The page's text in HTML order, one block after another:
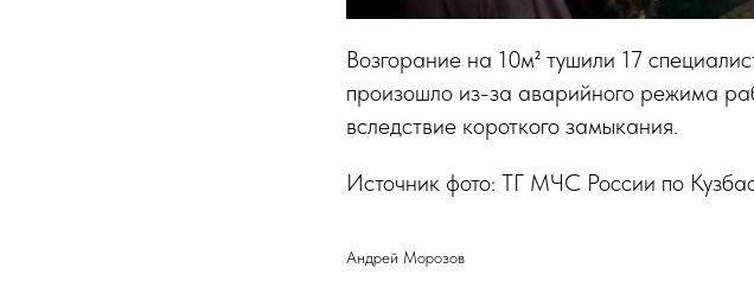
Возгорание на 10м² тушили 17
произошло из-за аварийного режима
вследствие короткого замыкания.
Источник фото: ТГ МЧС России по
Андрей Морозов